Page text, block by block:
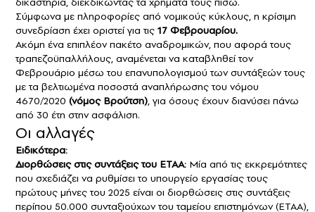
Σύμφωνα με πληροφορίες από νομικούς κύκλους, η κρίσιμη
συνεδρίαση έχει οριστεί για τις 17 Φεβρουαρίου.
Ακόμη ένα επιπλέον πακέτο αναδρομικών, που αφορά τους
τραπεζοϋπαλλήλους, αναμένεται να καταβληθεί τον
Φεβρουάριο μέσω του επανυπολογισμού των συντάξεών τους
με τα βελτιωμένα ποσοστά αναπλήρωσης του νόμου
4670/2020 (νόμος Βρούτση), για όσους έχουν διανύσει πάνω
από 30 έτη στην ασφάλιση.
Οι αλλαγές
Ειδικότερα:
Διορθώσεις στις συντάξεις του ΕΤΑΑ: Μία από τις εκκρεμότητες
που σχεδιάζει να ρυθμίσει το υπουργείο εργασίας τους
πρώτους μήνες του 2025 είναι οι διορθώσεις στις συντάξεις
περίπου 50.000 συνταξιούχων του ταμείου επιστημόνων (ΕΤΑΑ),